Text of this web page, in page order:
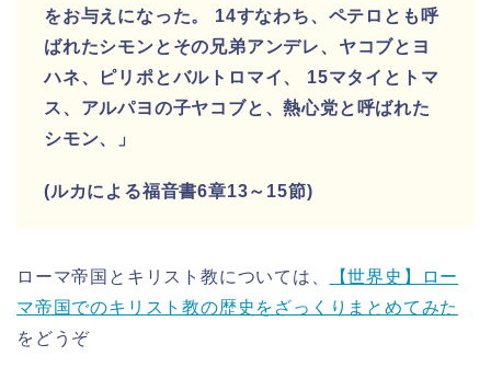
をお与えになった。 14すなわち、ペテロとも呼
ばれたシモンとその兄弟アンデレ、ヤコブとヨ
ハネ、ピリポとバルトロマイ、 15マタイとトマ
ス、アルパヨの子ヤコブと、熱心党と呼ばれた
シモン、」
(ルカによる福音書6章13～15節)
ローマ帝国とキリスト教については、
【世界史】ロー
マ帝国でのキリスト教の歴史をざっくりまとめてみた
をどうぞ